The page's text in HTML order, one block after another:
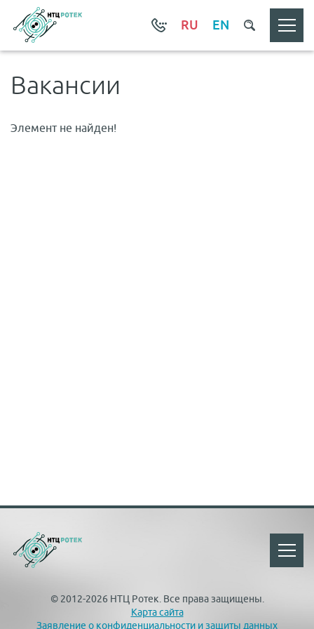
RU EN
Вакансии
Элемент не найден!
© 2012-2026 НТЦ Ротек. Все права защищены.
Карта сайта
Заявление о конфиденциальности и защиты данных